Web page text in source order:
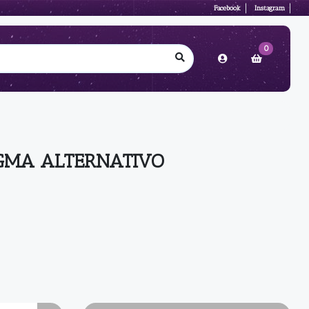
Facebook Instagram
0
ALTERNATIVO